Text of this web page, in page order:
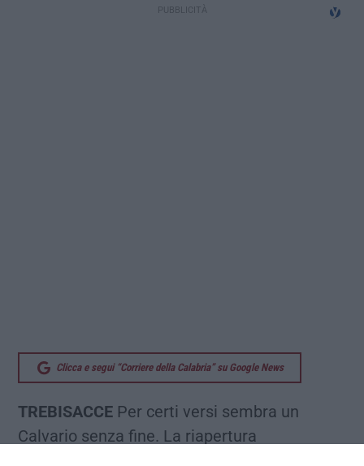
Clicca e segui “Corriere della Calabria” su Google News
TREBISACCE Per certi versi sembra un
Calvario senza fine. La riapertura